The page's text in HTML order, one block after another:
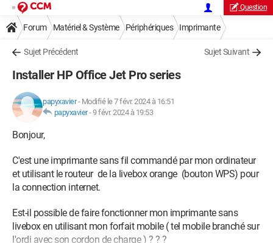
Question
Forum Matériel & Système Périphériques Imprimante
Sujet Précédent Sujet Suivant
Installer HP Office Jet Pro series
papyxavier- Modifié le 7 févr. 2024 à 16:51
papyxavier-9 févr. 2024 à 19:53
Bonjour,
C'est une imprimante sans fil commandé par mon ordinateur
et utilisant le routeur de la livebox orange (bouton WPS) pour
la connection internet.
Est-il possible de faire fonctionner mon imprimante sans
livebox en utilisant mon forfait mobile ( tel mobile branché sur
l'ordi avec son cordon de charge ) ? ? ?